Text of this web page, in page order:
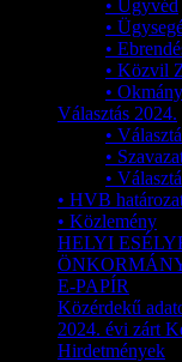
• Ügyvéd
•
•
• Közvil
•
Választás 2024.
•
•
•
• HVB
• Közlemény
HELYI
E-PAPÍR
Közérdekű
2024. évi zárt
Hirdetmények